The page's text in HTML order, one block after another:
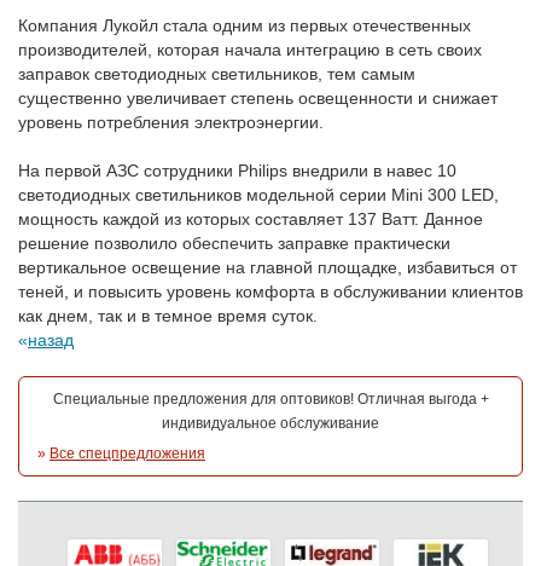
Компания Лукойл стала одним из первых отечественных
производителей, которая начала интеграцию в сеть своих
заправок светодиодных светильников, тем самым
существенно увеличивает степень освещенности и снижает
уровень потребления электроэнергии.
На первой АЗС сотрудники Philips внедрили в навес 10
светодиодных светильников модельной серии Mini 300 LED,
мощность каждой из которых составляет 137 Ватт. Данное
решение позволило обеспечить заправке практически
вертикальное освещение на главной площадке, избавиться от
теней, и повысить уровень комфорта в обслуживании клиентов
как днем, так и в темное время суток.
назад
Специальные предложения для оптовиков! Отличная выгода +
индивидуальное обслуживание
» Все спецпредложения